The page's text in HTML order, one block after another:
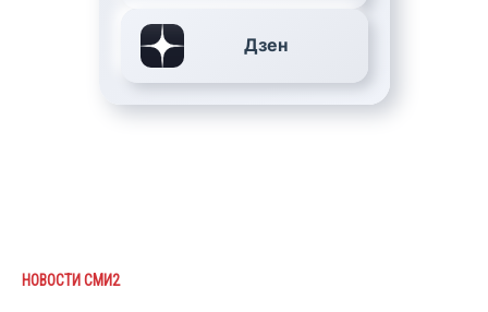
Дзен
НОВОСТИ СМИ2